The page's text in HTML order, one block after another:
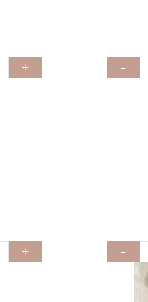
+ -
+ -